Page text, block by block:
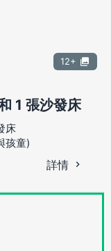
12+
1 張沙發床
床
孩童)
詳情